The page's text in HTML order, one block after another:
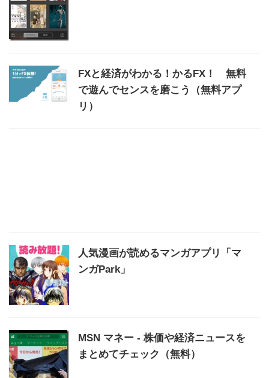
FXと経済がわかる！かるFX！ 無料
で遊んでセンスを磨こう（無料アプ
リ）
人気漫画が読めるマンガアプリ「マ
ンガPark」
MSN マネー - 株価や経済ニュースを
まとめてチェック（無料）